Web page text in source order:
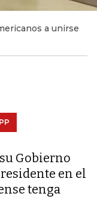
a unirse
Gobierno
en el
tenga